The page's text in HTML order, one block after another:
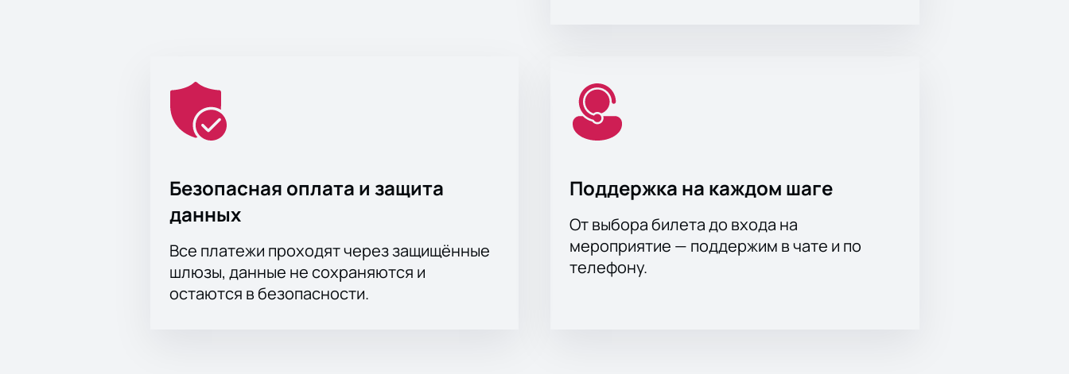
Безопасная оплата и защита
данных
Все платежи проходят через защищённые
шлюзы, данные не сохраняются и
остаются в безопасности.
Поддержка на каждом шаге
От выбора билета до входа на
мероприятие — поддержим в чате и по
телефону.